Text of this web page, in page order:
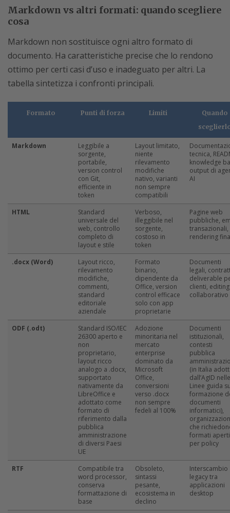
Markdown vs altri formati: quando scegliere
cosa
Markdown non sostituisce ogni altro formato di
documento. Ha caratteristiche precise che lo rendono
ottimo per certi casi d’uso e inadeguato per altri. La
tabella sintetizza i confronti principali.
Formato Punti di forza Limiti
Quando
Markdown
Leggibile a
sorgente,
portabile,
version control
con Git,
efficiente in
token
Layout limitato,
niente
rilevamento
modifiche
nativo, varianti
non sempre
compatibili
tecnica,
knowledge
output di
AI
HTML
Standard
universale del
web, controllo
completo di
layout e stile
Verboso,
illeggibile nel
sorgente,
costoso in
token
Pagine web
pubbliche,
transazionali,
rendering
.docx (Word)
Layout ricco,
rilevamento
modifiche,
commenti,
standard
editoriale
aziendale
Formato
binario,
dipendente da
Office, version
control efficace
solo con app
proprietarie
Documenti
legali,
deliverable
clienti, editing
collaborativo
ODF (.odt)
Standard ISO/IEC
26300 aperto e
non
proprietario,
layout ricco
analogo a .docx,
supportato
nativamente da
LibreOffice e
adottato come
formato di
riferimento dalla
pubblica
amministrazione
di diversi Paesi
UE
Adozione
minoritaria nel
mercato
enterprise
dominato da
Microsoft
Office,
conversioni
verso .docx
non sempre
fedeli al 100%
Documenti
istituzionali,
contesti
pubblica
(in Italia
dall’AgID nelle
Linee guida
formazione
documenti
informatici),
che
formati aperti
per policy
RTF
Compatibile tra
word processor,
conserva
formattazione di
base
Obsoleto,
sintassi
pesante,
ecosistema in
declino
Interscambio
legacy tra
applicazioni
desktop